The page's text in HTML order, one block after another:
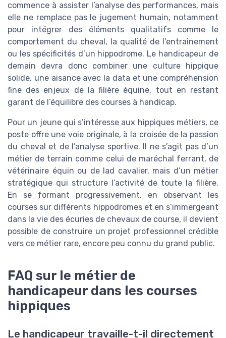
commence à assister l’analyse des performances, mais
elle ne remplace pas le jugement humain, notamment
pour intégrer des éléments qualitatifs comme le
comportement du cheval, la qualité de l’entraînement
ou les spécificités d’un hippodrome. Le handicapeur de
demain devra donc combiner une culture hippique
solide, une aisance avec la data et une compréhension
fine des enjeux de la filière équine, tout en restant
garant de l’équilibre des courses à handicap.
Pour un jeune qui s’intéresse aux hippiques métiers, ce
poste offre une voie originale, à la croisée de la passion
du cheval et de l’analyse sportive. Il ne s’agit pas d’un
métier de terrain comme celui de maréchal ferrant, de
vétérinaire équin ou de lad cavalier, mais d’un métier
stratégique qui structure l’activité de toute la filière.
En se formant progressivement, en observant les
courses sur différents hippodromes et en s’immergeant
dans la vie des écuries de chevaux de course, il devient
possible de construire un projet professionnel crédible
vers ce métier rare, encore peu connu du grand public.
FAQ sur le métier de
handicapeur dans les courses
hippiques
Le handicapeur travaille-t-il directement